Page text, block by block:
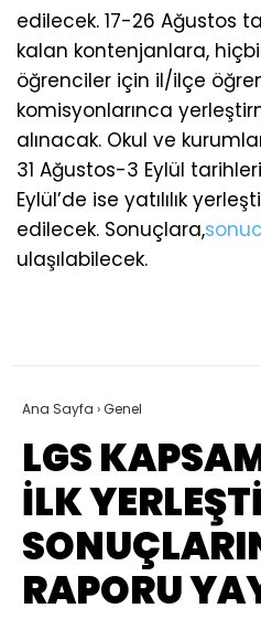
edilecek. 17-26 Ağustos
kalan kontenjanlara,
öğrenciler için il/ilçe
komisyonlarınca
alınacak. Okul ve
31 Ağustos-3 Eylül
Eylül’de ise yatılılık
edilecek. Sonuçlara,
ulaşılabilecek.
Ana Sayfa ›Genel
LGS
İLK
RAPORU